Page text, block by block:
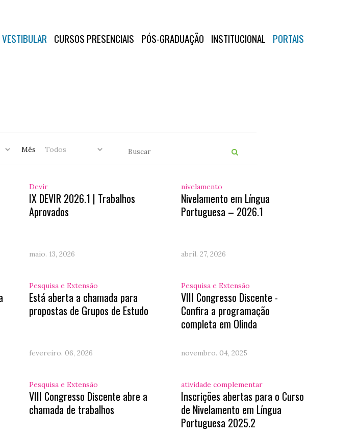
VESTIBULAR CURSOS PRESENCIAIS PÓS-GRADUAÇÃO INSTITUCIONAL PORTAIS
Mês
Devir
IX DEVIR 2026.1 | Trabalhos
Aprovados
maio. 13, 2026
nivelamento
Nivelamento em Língua
Portuguesa – 2026.1
abril. 27, 2026
Pesquisa e Extensão
Está aberta a chamada para
propostas de Grupos de Estudo
fevereiro. 06, 2026
Pesquisa e Extensão
VIII Congresso Discente -
Confira a programação
completa em Olinda
novembro. 04, 2025
Pesquisa e Extensão
VIII Congresso Discente abre a
chamada de trabalhos
atividade complementar
Inscrições abertas para o Curso
de Nivelamento em Língua
Portuguesa 2025.2